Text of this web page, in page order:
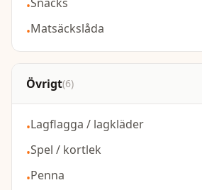
•
•Matsäckslåda
Övrigt(6)
•Lagflagga / lagkläder
•Spel / kortlek
•Penna